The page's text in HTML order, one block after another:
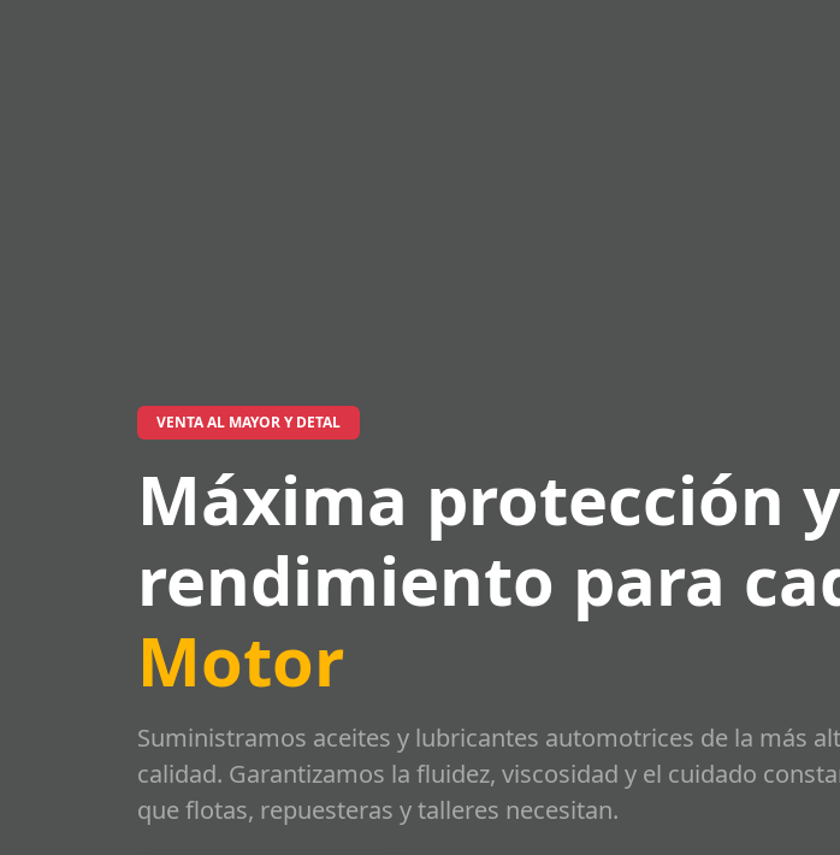
VENTA AL MAYOR Y DETAL
Máxima protección y
rendimiento para
Motor
Suministramos aceites y lubricantes automotrices de la más
calidad. Garantizamos la fluidez, viscosidad y el cuidado
que flotas, repuesteras y talleres necesitan.